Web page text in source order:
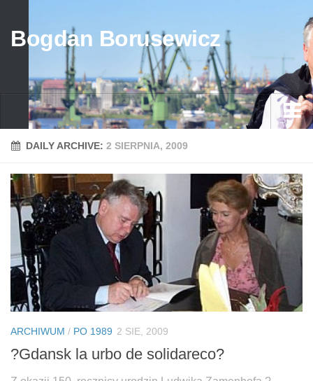
Bogdan Borusewicz
Aktualności
przed 1989
po 1989
Media
Galeria
Życiorys
DAILY ARCHIVE: 2 SIERPNIA, 2009
ARCHIWUM / PO 1989 2 SIE, 2009
?Gdansk la urbo de solidareco?